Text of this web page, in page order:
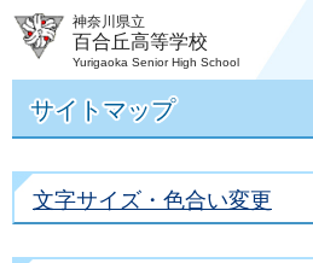
神奈川県立
百合丘高等学校
Yurigaoka Senior High School
サイトマップ
文字サイズ・色合い変更